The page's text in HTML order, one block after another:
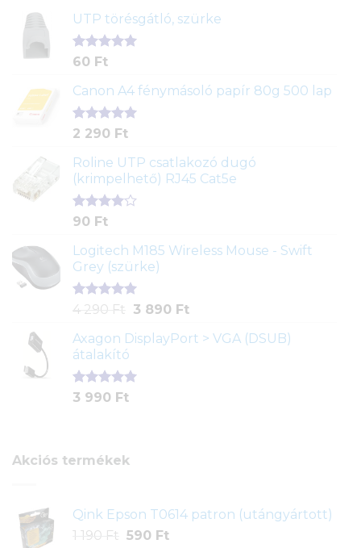
UTP törésgátló, szürke
Értékelés
ből,
1
értékelés
alapján
60 Ft
Canon A4 fénymásoló papír 80g 500 lap
Értékelés
ből,
2
értékelés
alapján
2 290 Ft
Roline UTP csatlakozó dugó
(krimpelhető) RJ45 Cat5e
Értékelés
5-ből,
2
értékelés
alapján
90 Ft
Logitech M185 Wireless Mouse - Swift
Grey (szürke)
Értékelés
ből,
1
értékelés
alapján
4 290 Ft
Original
was:
290 Ft.
3 890 FtCurrent
is:
Axagon DisplayPort > VGA (DSUB)
átalakító
Értékelés
1
3 990 Ft
Akciós termékek
Qink Epson T0614 patron (utángyártott)
1 190 Ft Original
590 FtCurrent